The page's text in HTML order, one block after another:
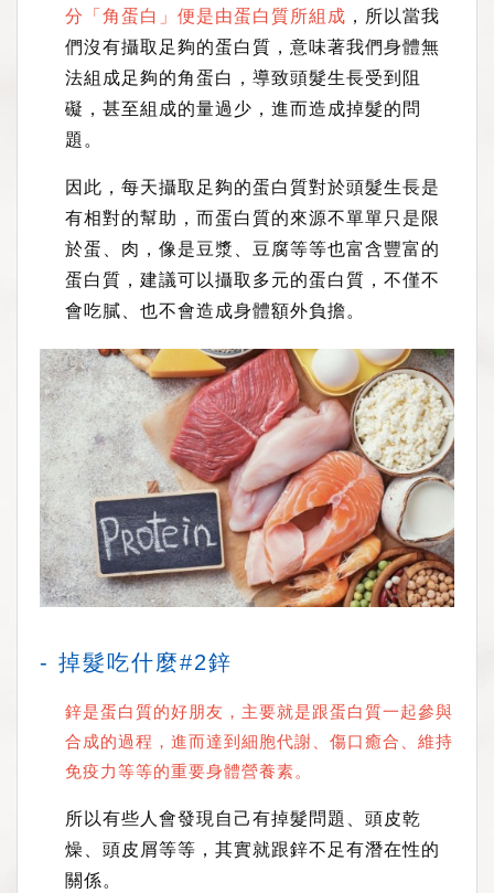
分「角蛋白」便是由蛋白質所組成 ，所以當我
們沒有攝取足夠的蛋白質，意味著我們身體無
法組成足夠的角蛋白，導致頭髮生長受到阻
礙，甚至組成的量過少，進而造成掉髮的問
題。
因此，每天攝取足夠的蛋白質對於頭髮生長是
有相對的幫助，而蛋白質的來源不單單只是限
於蛋、肉，像是豆漿、豆腐等等也富含豐富的
蛋白質，建議可以攝取多元的蛋白質，不僅不
會吃膩、也不會造成身體額外負擔。
- 掉髮吃什麼#2鋅
鋅是蛋白質的好朋友，主要就是跟蛋白質一起參與
合成的過程，進而達到細胞代謝、傷口癒合、維持
免疫力等等的重要身體營養素。
所以有些人會發現自己有掉髮問題、頭皮乾
燥、頭皮屑等等，其實就跟鋅不足有潛在性的
關係。